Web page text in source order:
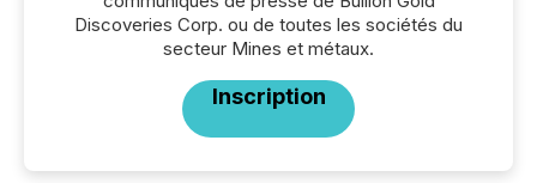
Discoveries Corp. ou de toutes les sociétés du
secteur Mines et métaux.
Inscription